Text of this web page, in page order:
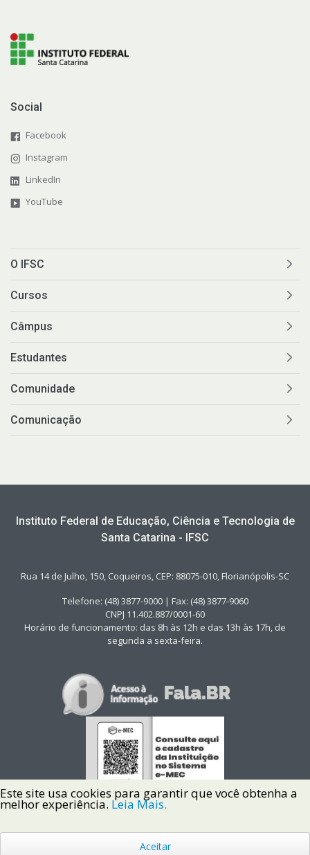
Social
Facebook
Instagram
LinkedIn
YouTube
O IFSC
Cursos
Câmpus
Estudantes
Comunidade
Comunicação
Instituto Federal de Educação, Ciência e Tecnologia de
Santa Catarina - IFSC
Rua 14 de Julho, 150, Coqueiros, CEP: 88075-010, Florianópolis-SC
Telefone: (48) 3877-9000 | Fax: (48) 3877-9060
CNPJ 11.402.887/0001-60
Horário de funcionamento: das 8h às 12h e das 13h às 17h, de
segunda a sexta-feira.
Copyright © 2022 Instituto Federal de Santa Catarina IFSC
Este site usa cookies para garantir que você obtenha a
melhor experiência. Leia Mais.
Aceitar